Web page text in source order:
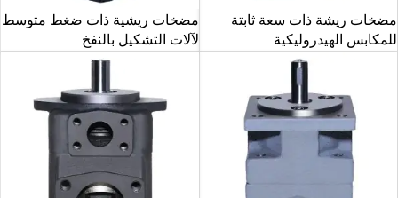
مضخات ريشة ذات سعة ثابتة
للمكابس الهيدروليكية
مضخات ريشية ذات ضغط متوسط
لآلات التشكيل بالنفخ